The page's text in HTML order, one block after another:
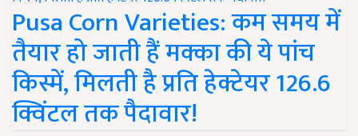
Pusa Corn Varieties: कम समय में
तैयार हो जाती हैं मक्का की ये पांच
किस्में, मिलती है प्रति हेक्टेयर 126.6
क्विंटल तक पैदावार!